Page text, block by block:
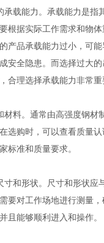
载能力。承载能力是指
根据实际工作需求和物
产品承载能力过小，可
安全隐患。而选择过大
合理选择承载能力非常重
料。通常由高强度钢材
选购时，可以查看质量
标准和质量要求。
和形状。尺寸和形状应
要对工作场地进行测量
且能够顺利进入和操作。